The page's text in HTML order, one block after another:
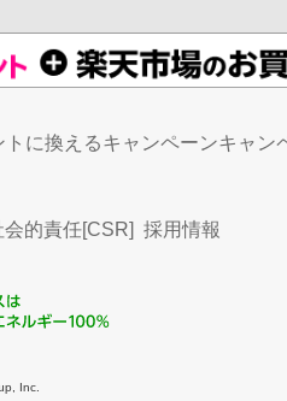
に換えるキャンペーンキャン
会的責任[CSR] 採用情報
Inc.